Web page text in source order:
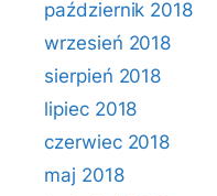
październik 2018
wrzesień 2018
sierpień 2018
lipiec 2018
czerwiec 2018
maj 2018